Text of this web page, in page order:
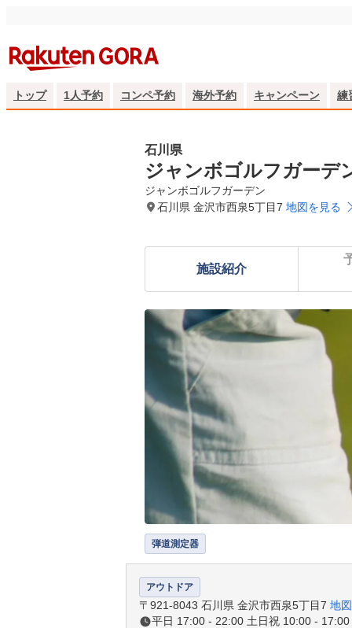
トップ 1人予約 コンペ予約 海外予約 キャンペーン 練
石川県
ジャンボゴルフガーデ
ジャンボゴルフガーデン
石川県 金沢市西泉5丁目7 地図を見る
施設紹介
弾道測定器
アウトドア
〒921-8043 石川県 金沢市西泉5丁目7 地
平日 17:00 - 22:00 土日祝 10:00 - 17:00